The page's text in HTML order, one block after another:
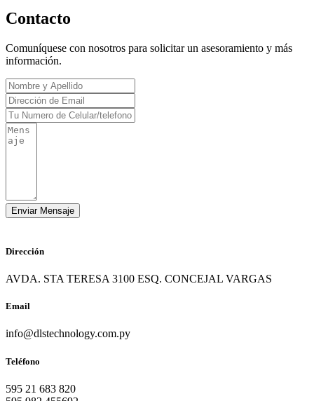
Contacto
Comuníquese con nosotros para solicitar un asesoramiento y más
información.
Dirección
AVDA. STA TERESA 3100 ESQ. CONCEJAL VARGAS
Email
info@dlstechnology.com.py
Teléfono
595 21 683 820